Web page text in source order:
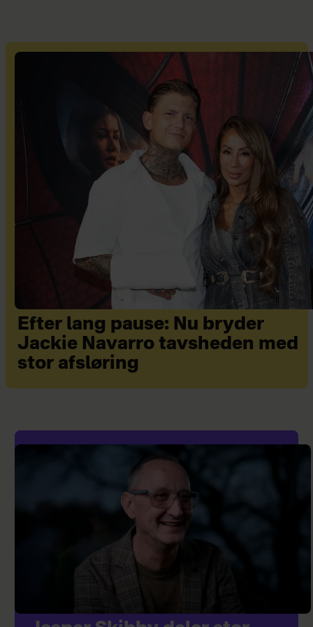
Efter lang pause: Nu bryder
Jackie Navarro tavsheden med
stor afsløring